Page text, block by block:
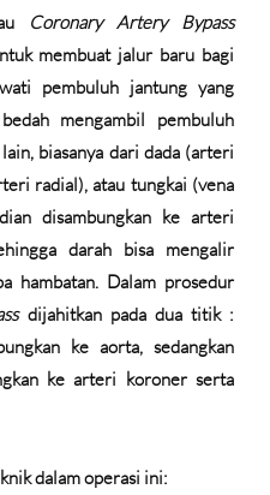
Coronary Artery Bypass
membuat jalur baru bagi
pembuluh jantung yang
mengambil pembuluh
biasanya dari dada (arteri
radial), atau tungkai (vena
disambungkan ke arteri
darah bisa mengalir
hambatan. Dalam prosedur
dijahitkan pada dua titik :
ke aorta, sedangkan
ke arteri koroner serta
dalam operasi ini: